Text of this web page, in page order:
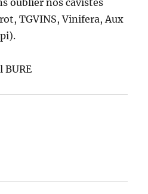
TGVINS, Vinifera, Aux
BURE